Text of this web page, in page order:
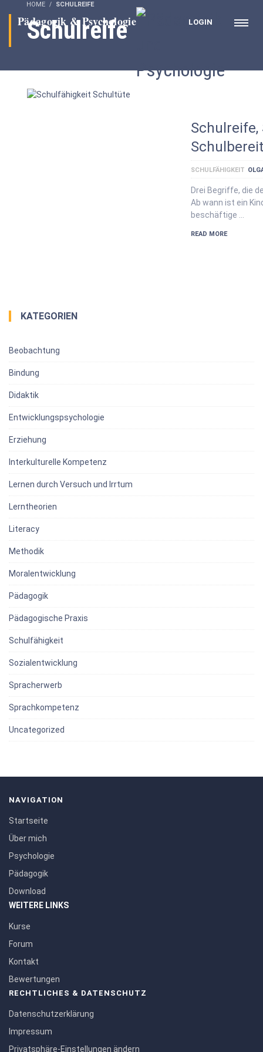
LOGIN
HOME SCHULREIFE
Schulreife
SCHULFÄHIGKEIT
Drei Begriffe, die
Ab wann ist ein
beschäftige …
READ MORE
KATEGORIEN
Beobachtung
Bindung
Didaktik
Entwicklungspsychologie
Erziehung
Interkulturelle Kompetenz
Lernen durch Versuch und Irrtum
Lerntheorien
Literacy
Methodik
Moralentwicklung
Pädagogik
Pädagogische Praxis
Schulfähigkeit
Sozialentwicklung
Spracherwerb
Sprachkompetenz
Uncategorized
NAVIGATION
Startseite
Über mich
Psychologie
Pädagogik
Download
WEITERE LINKS
Kurse
Forum
Kontakt
Bewertungen
RECHTLICHES & DATENSCHUTZ
Datenschutzerklärung
Impressum
Privatsphäre-Einstellungen ändern